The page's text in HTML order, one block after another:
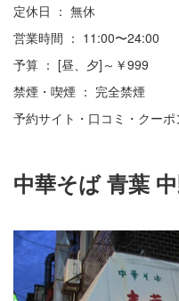
定休日 ： 無休
営業時間 ： 11:00〜24:00
予算 ： [昼、夕]～￥999
禁煙・喫煙 ： 完全禁煙
予約サイト・口コミ・クーポ
中華そば 青葉